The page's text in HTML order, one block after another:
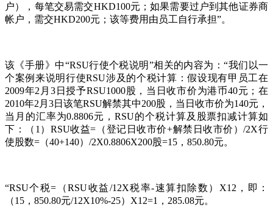
户），每笔交易需交HKD100元；如果需要过户到其他证券商
帐户，需交HKD200元；该等费用由员工自行承担”。
该《手册》中“RSU行使个税说明”相关的内容为：“我们以一
个案例来说明行使RSU涉及的个税计算：假设现有甲员工在
2009年2月3日授予RSU1000股，当日收市价为港币40元；在
2010年2月3日该笔RSU解禁其中200股，当日收市价为140元，
当月的汇率为0.8806元，RSU的个税计算及股票扣减计算如
下：（1）RSU收益=（登记日收市价+解禁日收市价）/2X行
使股数=（40+140）/2X0.8806X200股=15，850.80元。
“RSU个税=（RSU收益/12X税率-速算扣除数）X12，即：
（15，850.80元/12X10%-25）X12=1，285.08元。